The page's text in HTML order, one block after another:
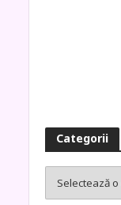
Categorii